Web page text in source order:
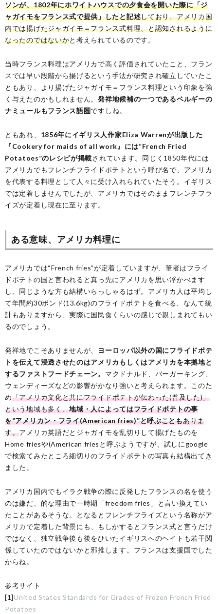
ソンが、1802年にホワイトハウスでの夕食会を開いた際に「ジ
ャガイモをフランス式で提供」したと記述しており、アメリカ国
内では揚げたジャガイモ＝フランス式料理、と認知されるように
なったのではないかと考えられているのです。
当時フランス料理はアメリカで高く評価されていたこと、フラン
スでは早い段階から揚げるという手法が研究され確立していたこ
ともあり、より揚げたジャガイモ＝フランス料理という印象を強
く与えたのかもしれません。発祥地候補の一つであるベルギーの
ナミュールもフランス語圏ですしね。
ともあれ、 1856年にイギリス人作家Eliza Warrenが出版した
『Cookery for maids of all work』には“French Fried
Potatoes”のレシピが掲載されています。同じく1850年代には
アメリカでもフレンチフライドポテトという呼び名で、アメリカ
を代表する料理として人々に受け入れられていたそう。イギリス
では定着しませんでしたが、アメリカではそのままフレンチフラ
イズが定着し現在に至ります。
ある意味、アメリカ料理に
アメリカでは“French fries”が定着していますが、筆者はフライ
ドポテトの国と言われると真っ先にアメリカを思い浮かべます
し、同じような方も結構いらっしゃるはず。アメリカ人は平均し
て年間約30ポンド(13.6kg)のフライドポテトを食べる、なんて統
計もありますから、実際に国民食くらいの感じで親しまれてもい
るのでしょう。
発祥地でこそありませんが、
ヨーロッパ以外の国にフライドポテ
トを伝えて浸透させたのはアメリカもしくはアメリカを本拠地と
するファストフードチェーン。 マクドナルド、バーガーキング、
ウェンディーズなどの影響がかなり強いと考えられます。このた
め「アメリカ文化と共にフライドポテトが伝わった(普及した)」
という地域も多く、地域・人によってはフライドポテトの事
を“アメリカン・フライ(American fries)”と呼ぶこともありま
す。アメリカ英語だとジャガイモを乱切りして揚げたものを
Home friesや(American friesと呼ぶようですが、試しにgoogle
で検索てみたところ細切りのフライドポテトの写真も結構出てき
ました。
アメリカ国内でもイラク戦争の際に反発したフランスの名を使う
のは嫌だ、的な理由で一時期「freedom fries」と言い換えてい
たことがあるそうな。となるとフレンチフライズという名称がア
メリカで定着した背景にも、もしかするとフランス式と言うだけ
ではなく、独立戦争後も後をひいたイギリスへのヘイトも若干関
係していたのではないかと邪推します。フランスは支援国でした
からね。
参考サイト
[1]United States Standards for Grades of Frozen French Fried
Potatoes